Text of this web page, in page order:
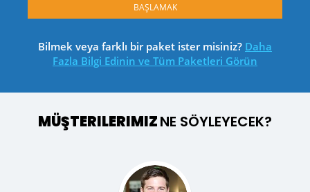
BAŞLAMAK
Bilmek veya farklı bir paket ister misiniz? Daha
Fazla Bilgi Edinin ve Tüm Paketleri Görün
MÜŞTERILERIMIZNE SÖYLEYECEK?